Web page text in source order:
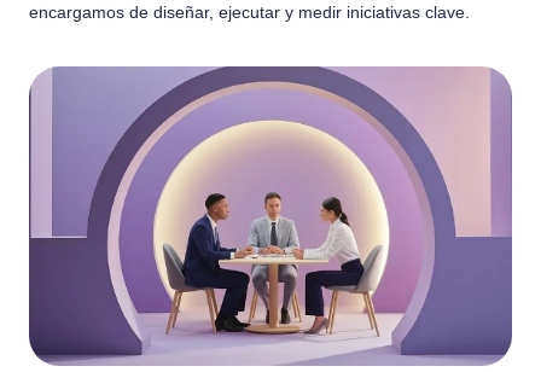
encargamos de diseñar, ejecutar y medir iniciativas clave.